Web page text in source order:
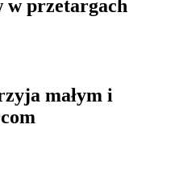
przetargach
małym i